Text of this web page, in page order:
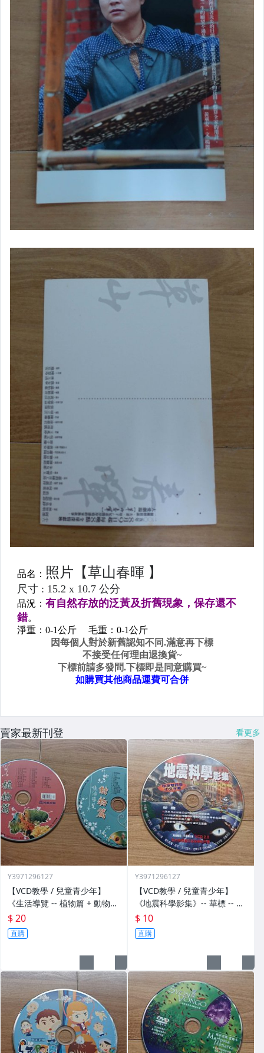
寵物用品與水族
原創設計良品
汽機車精品百貨
居家、家具與園藝
玩具、模型與公仔
偶像、球員卡與郵幣
女裝與服飾配件
男性精品與服飾
手錶與飾品配件
女包精品與女鞋
家電與影音視聽
美食與地方特產
賣家最新刊登 看更多
Y3971296127
【VCD教學 / 兒童青少年】
《生活導覽 -- 植物篇 + 動物
篇》-- 翰林出版 -- 影67
$ 20
直購
Y3971296127
【VCD教學 / 兒童青少年】
《地震科學影集》-- 華標 -- 影
66
$ 10
直購